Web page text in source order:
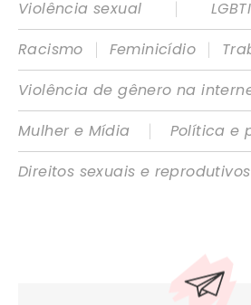
Violência sexual |
Racismo
| Feminicídio |
Violência de gênero na
Mulher e Mídia
|
Política e
Direitos sexuais e reprodutivos